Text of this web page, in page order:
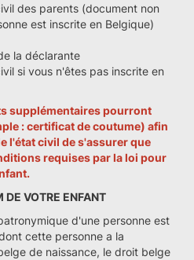
des parents (document non
est inscrite en Belgique)
la déclarante
si vous n'êtes pas inscrite en
supplémentaires pourront
: certificat de coutume) afin
l'état civil de s'assurer que
requises par la loi pour
DE VOTRE ENFANT
d'une personne est
cette personne a la
de naissance, le droit belge